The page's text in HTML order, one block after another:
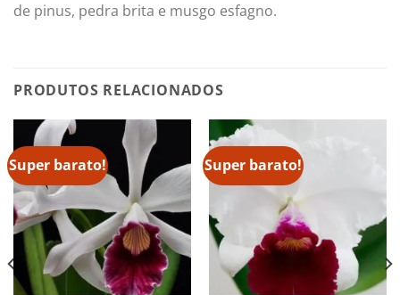
de pinus, pedra brita e musgo esfagno.
PRODUTOS RELACIONADOS
Super barato! Super barato!